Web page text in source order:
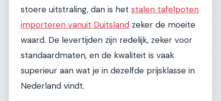
stoere uitstraling, dan is het stalen tafelpoten
importeren vanuit Duitsland zeker de moeite
waard. De levertijden zijn redelijk, zeker voor
standaardmaten, en de kwaliteit is vaak
superieur aan wat je in dezelfde prijsklasse in
Nederland vindt.